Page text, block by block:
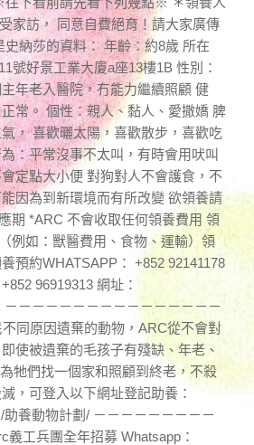
家訪， 同意自費絕育！請大家廣傳
史納莎的資料： 年齡：約8歲 所在
號好景工業大廈a座13樓1B 性別：
年老入醫院，冇能力繼續照顧 健
常。 個性：親人、黏人、愛撒嬌 脾
， 喜歡曬太陽，喜歡散步，喜歡吃
：平常沒事不太叫，有時會用吠叫
定點大小便 對狗對人不會護食，不
因為到新環境而有所改變 欲領養請
期 *ARC 不會收取任何領養費用 領
例如：獸醫費用、食物、運輸）領
預約WHATSAPP： +852 92141178
96919313 網址：
－－－－－－－－－－－－－－－－
同原因遺棄的動物，ARC從不會對
使被遺棄的毛孩子有殘缺、年老、
牠們找一個家和照顧到終老，不殺
，可登入以下網址登記助養：
助養動物計劃/ －－－－－－－－－
義工兵團全年招募 Whatsapp：